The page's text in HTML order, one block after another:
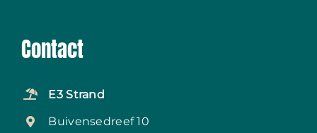
Contact
E3 Strand
Buivensedreef 10